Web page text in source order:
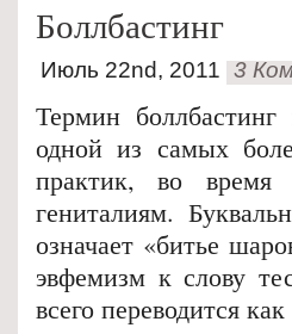
Боллбастинг
Июль 22nd, 2011 3
Термин боллбастинг
одной из самых
практик, во
гениталиям.
означает «битье
эвфемизм к слову
всего переводится